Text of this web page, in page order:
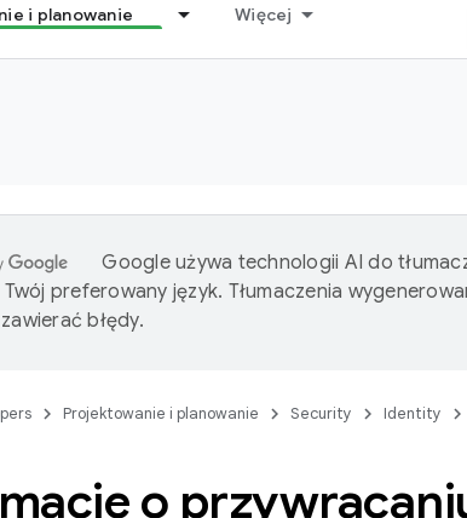
i planowanie Więcej
Google używa technologii AI do
preferowany język. Tłumaczenia
błędy.
Projektowanie i planowanie Security Identity
o